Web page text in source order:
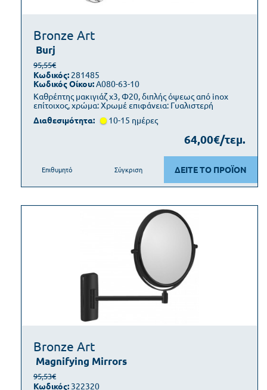
Bronze Art
Burj
Καθρέπτης μακιγιάζ x3, Φ20, διπλής όψεως από inox
επίτοιχος, χρώμα: Χρωμέ επιφάνεια: Γυαλιστερή
95,55€
Κωδικός: 281485
Κωδικός Οίκου:A080-63-10
Διαθεσιμότητα: 10-15 ημέρες
64,00€/τεμ.
ΔΕΙΤΕ ΤΟ ΠΡΟΪΟΝ
Επιθυμητό Σύγκριση
Bronze Art
Magnifying Mirrors
95,53€
Κωδικός: 322320